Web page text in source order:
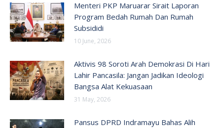
Menteri PKP Maruarar Sirait Laporan
Program Bedah Rumah Dan Rumah
Subsididi
10 June, 2026
Aktivis 98 Soroti Arah Demokrasi Di Hari
Lahir Pancasila: Jangan Jadikan Ideologi
Bangsa Alat Kekuasaan
31 May, 2026
Pansus DPRD Indramayu Bahas Alih